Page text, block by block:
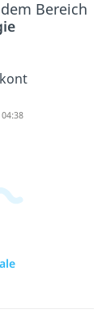
Bereich
04:38